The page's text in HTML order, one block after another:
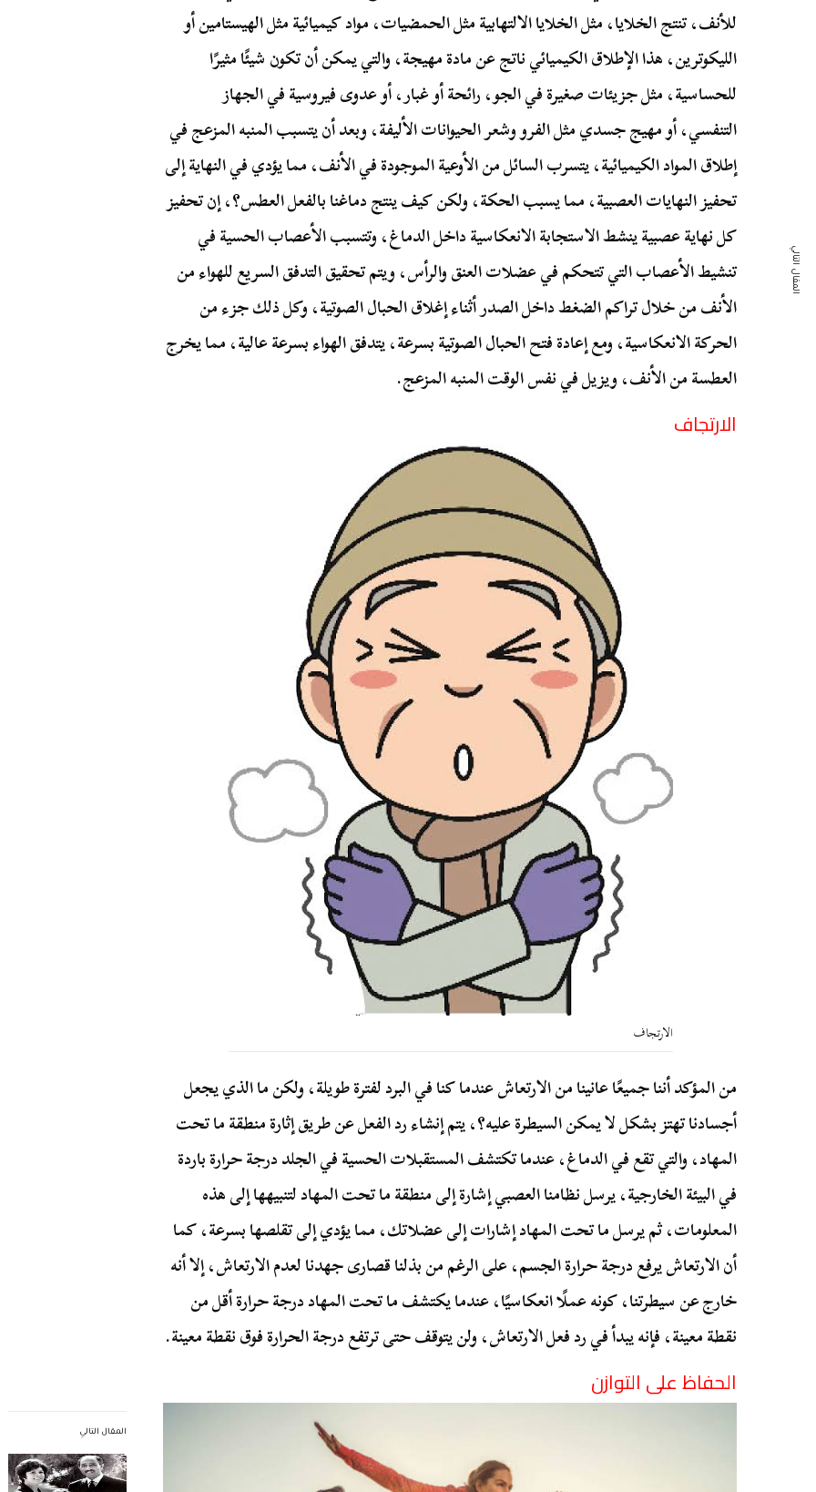
المقال التالي
للأنف، تنتج الخلايا، مثل الخلايا الالتهابية مثل الحمضيات، مواد كيميائية مثل الهيستامين أو
الليكوترين، هذا الإطلاق الكيميائي ناتج عن مادة مهيجة، والتي يمكن أن تكون شيئًا مثيرًا
للحساسية، مثل جزيئات صغيرة في الجو، رائحة أو غبار، أو عدوى فيروسية في الجهاز
التنفسي، أو مهيج جسدي مثل الفرو وشعر الحيوانات الأليفة، وبعد أن يتسبب المنبه المزعج في
إطلاق المواد الكيميائية، يتسرب السائل من الأوعية الموجودة في الأنف، مما يؤدي في النهاية إلى
تحفيز النهايات العصبية، مما يسبب الحكة، ولكن كيف ينتج دماغنا بالفعل العطس؟، إن تحفيز
كل نهاية عصبية ينشط الاستجابة الانعكاسية داخل الدماغ، وتتسبب الأعصاب الحسية في
تنشيط الأعصاب التي تتحكم في عضلات العنق والرأس، ويتم تحقيق التدفق السريع للهواء من
الأنف من خلال تراكم الضغط داخل الصدر أثناء إغلاق الحبال الصوتية، وكل ذلك جزء من
الحركة الانعكاسية، ومع إعادة فتح الحبال الصوتية بسرعة، يتدفق الهواء بسرعة عالية، مما يخرج
العطسة من الأنف، ويزيل في نفس الوقت المنبه المزعج.
الارتجاف
الارتجاف
من المؤكد أننا جميعًا عانينا من الارتعاش عندما كنا في البرد لفترة طويلة، ولكن ما الذي يجعل
أجسادنا تهتز بشكل لا يمكن السيطرة عليه؟، يتم إنشاء رد الفعل عن طريق إثارة منطقة ما تحت
المهاد، والتي تقع في الدماغ، عندما تكتشف المستقبلات الحسية في الجلد درجة حرارة باردة
في البيئة الخارجية، يرسل نظامنا العصبي إشارة إلى منطقة ما تحت المهاد لتنبيهها إلى هذه
المعلومات، ثم يرسل ما تحت المهاد إشارات إلى عضلاتك، مما يؤدي إلى تقلصها بسرعة، كما
أن الارتعاش يرفع درجة حرارة الجسم، على الرغم من بذلنا قصارى جهدنا لعدم الارتعاش، إلا أنه
خارج عن سيطرتنا، كونه عملًا انعكاسيًا، عندما يكتشف ما تحت المهاد درجة حرارة أقل من
نقطة معينة، فإنه يبدأ في رد فعل الارتعاش، ولن يتوقف حتى ترتفع درجة الحرارة فوق نقطة معينة.
الحفاظ على التوازن
المقال التالي